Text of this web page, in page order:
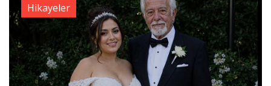
Hikayeler